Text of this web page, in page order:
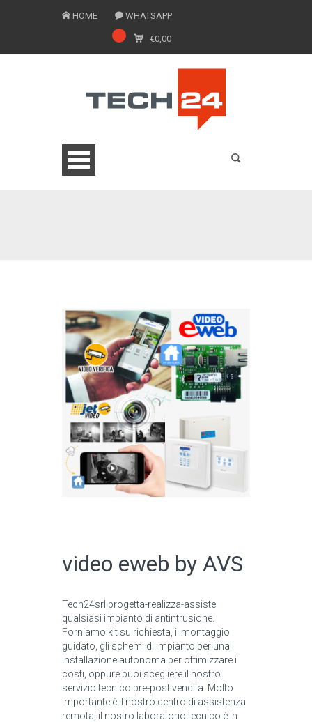
HOME WHATSAPP
€0,00
CATALOGO ONLINE
video eweb by AVS
Tech24srl progetta-realizza-assiste
qualsiasi impianto di antintrusione.
Forniamo kit su richiesta, il montaggio
guidato, gli schemi di impianto per una
installazione autonoma per ottimizzare i
costi, oppure puoi scegliere il nostro
servizio tecnico pre-post vendita. Molto
importante è il nostro centro di assistenza
remota, il nostro laboratorio tecnico è in